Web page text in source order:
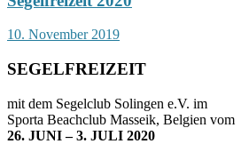
10. November 2019
SEGELFREIZEIT
mit dem Segelclub Solingen e.V. im
Sporta Beachclub Masseik, Belgien vom
26. JUNI – 3. JULI 2020